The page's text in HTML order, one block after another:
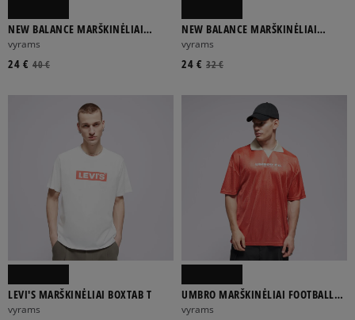
NEW BALANCE MARŠKINĖLIAI
VARSITY GRAPHIC MARŠKINĖL
vyrams
40 €
24 €
NEW BALANCE MARŠKINĖLIAI
SMALL LOGO
vyrams
32 €
24 €
LEVI'S MARŠKINĖLIAI BOXTAB T
vyrams
UMBRO MARŠKINĖLIAI FOOTBALL
SHIRT
vyrams